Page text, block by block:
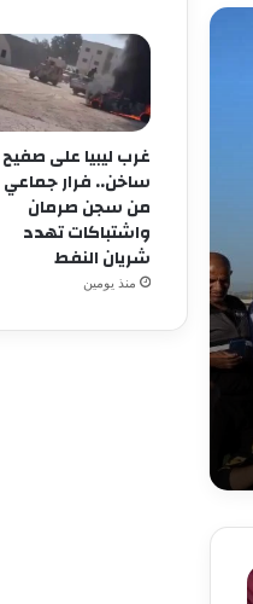
غرب ليبيا على صفيح
ساخن.. فرار جماعي
من سجن صرمان
واشتباكات تهدد
شريان النفط
منذ يومين